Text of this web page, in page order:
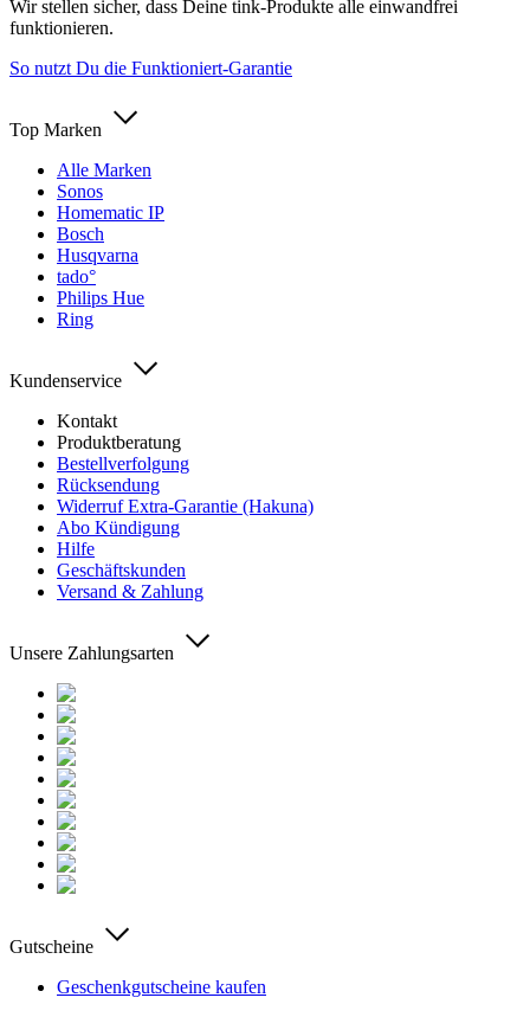
Wir stellen sicher, dass Deine tink-Produkte alle einwandfrei
funktionieren.
So nutzt Du die Funktioniert-Garantie
Top Marken
Alle Marken
Sonos
Homematic IP
Bosch
Husqvarna
tado°
Philips Hue
Ring
Kundenservice
Kontakt
Produktberatung
Bestellverfolgung
Rücksendung
Widerruf Extra-Garantie (Hakuna)
Abo Kündigung
Hilfe
Geschäftskunden
Versand & Zahlung
Unsere Zahlungsarten
Gutscheine
Geschenkgutscheine kaufen